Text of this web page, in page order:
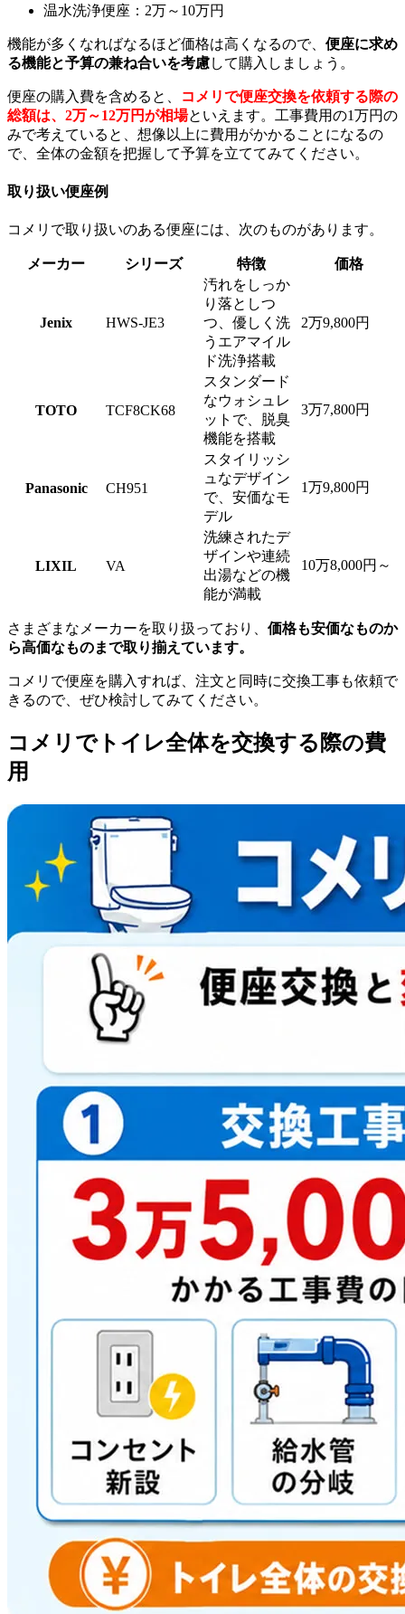
温水洗浄便座：2万～10万円
機能が多くなればなるほど価格は高くなるので、 便座に求め
る機能と予算の兼ね合いを考慮して購入しましょう。
便座の購入費を含めると、
コメリで便座交換を依頼する際の
総額は、2万～12万円が相場といえます。工事費用の1万円の
みで考えていると、想像以上に費用がかかることになるの
で、全体の金額を把握して予算を立ててみてください。
取り扱い便座例
コメリで取り扱いのある便座には、次のものがあります。
メーカー シリーズ 特徴 価格
Jenix HWS-JE3
汚れをしっか
り落としつ
つ、優しく洗
うエアマイル
ド洗浄搭載
2万9,800円
TOTO TCF8CK68
スタンダード
なウォシュレ
ットで、脱臭
機能を搭載
3万7,800円
Panasonic CH951
スタイリッシ
ュなデザイン
で、安価なモ
デル
1万9,800円
LIXIL VA
洗練されたデ
ザインや連続
出湯などの機
能が満載
10万8,000円～
さまざまなメーカーを取り扱っており、 価格も安価なものか
ら高価なものまで取り揃えています。
コメリで便座を購入すれば、注文と同時に交換工事も依頼で
きるので、ぜひ検討してみてください。
コメリでトイレ全体を交換する際の費
用